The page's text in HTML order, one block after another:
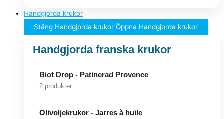
Handgjorda krukor
Stäng Handgjorda krukor Öppna Handgjorda krukor
Handgjorda franska krukor
Biot Drop - Patinerad Provence
2 produkter
Olivoljekrukor - Jarres à huile